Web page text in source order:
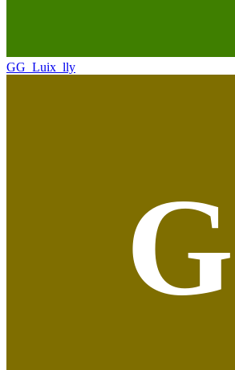
GG_Luix_lly
G